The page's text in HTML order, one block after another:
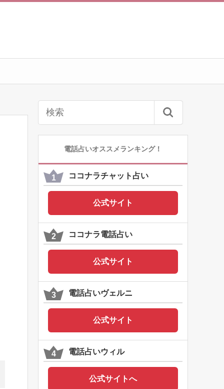
電話占いオススメランキング！
ココナラチャット占い
公式サイト
ココナラ電話占い
公式サイト
電話占いヴェルニ
公式サイト
電話占いウィル
公式サイトへ